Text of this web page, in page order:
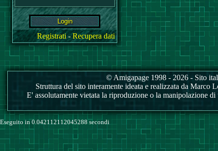
Registrati-Recupera dati
© Amigapage 1998 - 2026 - Sito
Struttura del sito interamente ideata e realizzata da
E' assolutamente vietata la riproduzione o la manipolazione
Eseguito in 0.042112112045288 secondi